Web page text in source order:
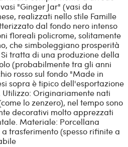
"Ginger Jar" (vasi da
realizzati nello stile Famille
dal fondo nero intenso
floreali policrome, solitamente
che simboleggiano prosperità
tratta di una produzione della
(probabilmente tra gli anni
rosso sul fondo "Made in
sopra è tipico dell'esportazione
Originariamente nati
lo zenzero), nel tempo sono
decorativi molto apprezzati
Materiale: Porcellana
trasferimento (spesso rifinite a